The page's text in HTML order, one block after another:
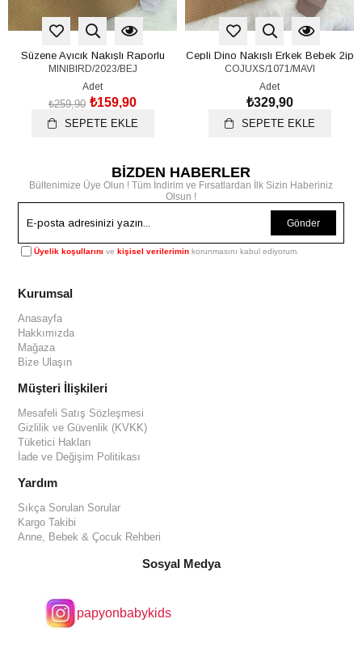
Süzene Ayıcık Nakışlı Raporlu
Çıtçıtlı Badili Erkek Bebek 3lü
Takım 0-3/3-6/6-9 Ay
MINIBIRD/2023/BEJ
Adet
₺159,90
₺259,90
SEPETE EKLE
Cepli Dino Nakışlı Erkek Bebek 2ip
Takım 6-9/9-12/12-18/18-24 Ay
COJUXS/1071/MAVI
Adet
₺329,90
SEPETE EKLE
BİZDEN HABERLER
Bültenimize Üye Olun ! Tüm İndirim ve Fırsatlardan İlk Sizin Haberiniz
Olsun !
Gönder
Üyelik koşullarını vekişisel verilerimin korunmasını kabul ediyorum.
Kurumsal
Anasayfa
Hakkımızda
Mağaza
Bize Ulaşın
Müşteri İlişkileri
Mesafeli Satış Sözleşmesi
Gizlilik ve Güvenlik (KVKK)
Tüketici Hakları
İade ve Değişim Politikası
Yardım
Sıkça Sorulan Sorular
Kargo Takibi
Anne, Bebek & Çocuk Rehberi
Sosyal Medya
papyonbabykids